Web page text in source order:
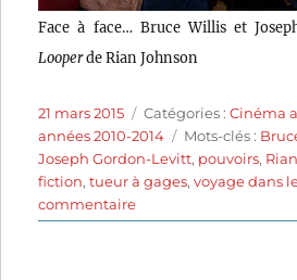
Face à face… Bruce Willis et
Looperde Rian Johnson
Publié
le
21 mars 2015 Catégories
Catégories :Cinéma
années 2010-2014
Étiquettes
Mots-clés :
Joseph Gordon-Levitt, pouvoirs,
fiction,tueur à gages,voyage dans
commentairesur
Looper